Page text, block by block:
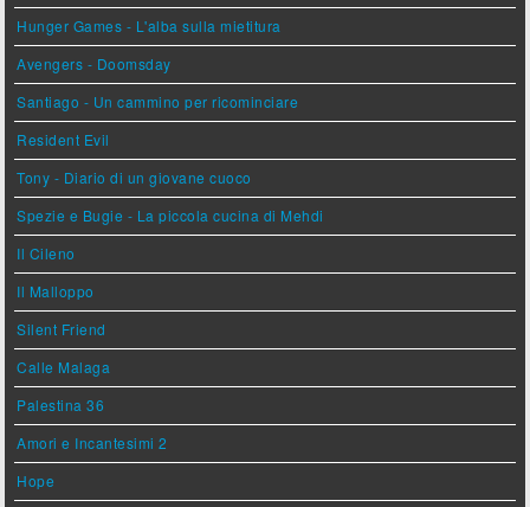
Hunger Games - L'alba sulla mietitura
Avengers - Doomsday
Santiago - Un cammino per ricominciare
Resident Evil
Tony - Diario di un giovane cuoco
Spezie e Bugie - La piccola cucina di Mehdi
Il Cileno
Il Malloppo
Silent Friend
Calle Malaga
Palestina 36
Amori e Incantesimi 2
Hope